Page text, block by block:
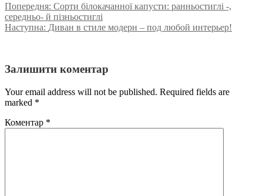
Попередня: Сорти білокачанної капусти: ранньостиглі -,
середньо- й пізньостиглі
Наступна: Диван в стиле модерн – под любой интерьер!
Залишити коментар
Your email address will not be published. Required fields are
marked *
Коментар *